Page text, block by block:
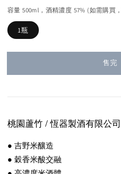
容量 500ml，酒精濃度 57% (如需購買
1瓶
售完
桃園蘆竹 / 恆器製酒有限公司
● 吉野米釀造
● 穀香米酸交融